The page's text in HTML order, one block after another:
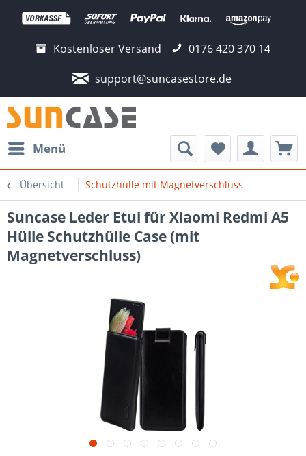
Kostenloser Versand
0176 420 370 14
support@suncasestore.de
Menü
Übersicht Schutzhülle mit Magnetverschluss
Suncase Leder Etui für Xiaomi Redmi A5
Hülle Schutzhülle Case (mit
Magnetverschluss)